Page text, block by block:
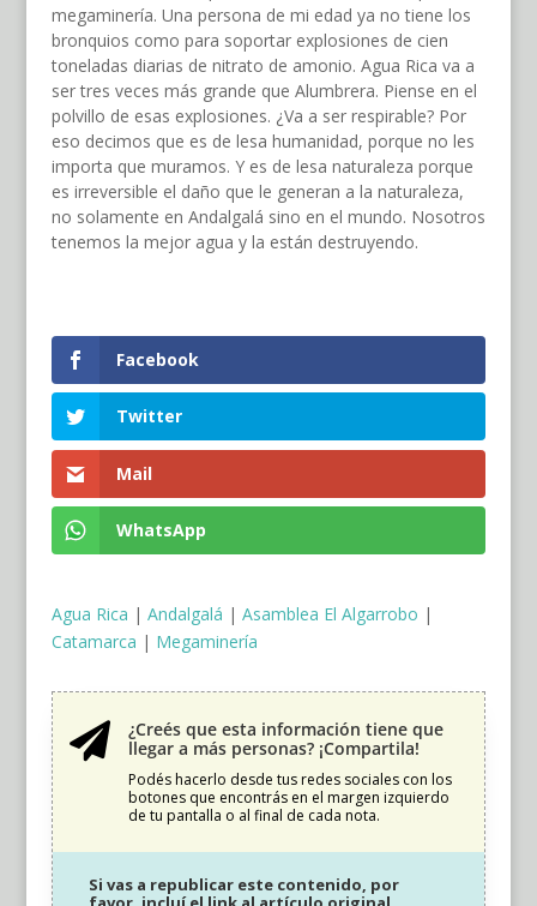
megaminería. Una persona de mi edad ya no tiene los
bronquios como para soportar explosiones de cien
toneladas diarias de nitrato de amonio. Agua Rica va a
ser tres veces más grande que Alumbrera. Piense en el
polvillo de esas explosiones. ¿Va a ser respirable? Por
eso decimos que es de lesa humanidad, porque no les
importa que muramos. Y es de lesa naturaleza porque
es irreversible el daño que le generan a la naturaleza,
no solamente en Andalgalá sino en el mundo. Nosotros
tenemos la mejor agua y la están destruyendo.
Facebook
Twitter
Mail
WhatsApp
Agua Rica | Andalgalá | Asamblea El Algarrobo |
Catamarca | Megaminería

¿Creés que esta información tiene que
llegar a más personas? ¡Compartila!
Podés hacerlo desde tus redes sociales con los
botones que encontrás en el margen izquierdo
de tu pantalla o al final de cada nota.
Si vas a republicar este contenido, por